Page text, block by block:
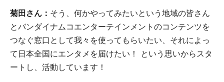
菊田さん： そう、何かやってみたいという地域の皆さん
とバンダイナムコエンターテインメントのコンテンツを
つなぐ窓口として我々を使ってもらいたい、それによっ
て日本全国にエンタメを届けたい！ という思いからスタ
ートし、活動しています！